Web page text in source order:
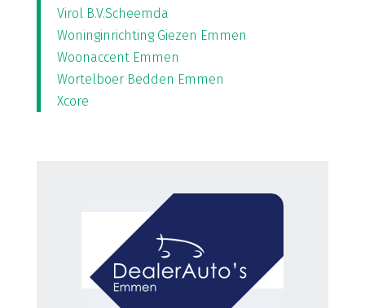
Virol B.V.Scheemda
Woninginrichting Giezen Emmen
Woonaccent Emmen
Wortelboer Bedden Emmen
Xcore